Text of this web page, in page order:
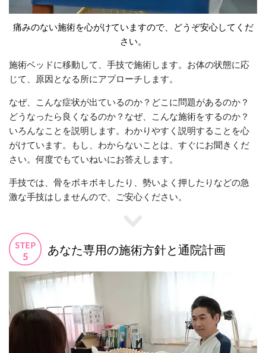
痛みのない施術を心がけていますので、どうぞ安心してくだ
さい。
施術ベッドに移動して、手技で施術します。お体の状態に応
じて、原因となる所にアプローチします。
なぜ、こんな症状が出ているのか？どこに問題があるのか？
どうなったら良くなるのか？なぜ、こんな施術をするのか？
いろんなことを説明します。わかりやすく説明することを心
がけています。もし、わからないことは、すぐにお聞きくだ
さい。何度でもていねいにお答えします。
手技では、骨をボキボキしたり、勢いよく押したりなどの急
激な手技はしませんので、ご安心ください。
あなた専用の施術方針と通院計画